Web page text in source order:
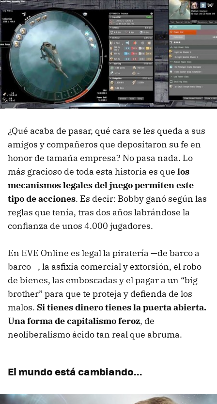
¿Qué acaba de pasar, qué cara se les queda a sus
amigos y compañeros que depositaron su fe en
honor de tamaña empresa? No pasa nada. Lo
más gracioso de toda esta historia es que los
mecanismos legales del juego permiten este
tipo de acciones. Es decir: Bobby ganó según las
reglas que tenía, tras dos años labrándose la
confianza de unos 4.000 jugadores.
En EVE Online es legal la piratería —de barco a
barco—, la asfixia comercial y extorsión, el robo
de bienes, las emboscadas y el pagar a un “big
brother” para que te proteja y defienda de los
malos. Si tienes dinero tienes la puerta abierta.
Una forma de capitalismo feroz, de
neoliberalismo ácido tan real que abruma.
El mundo está cambiando...